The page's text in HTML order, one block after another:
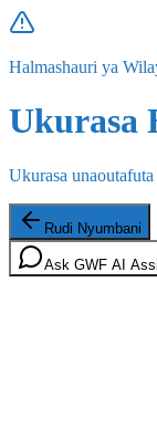
Halmashauri ya
Ukurasa
Ukurasa unaoutafuta
Rudi Nyumbani
Ask GWF AI